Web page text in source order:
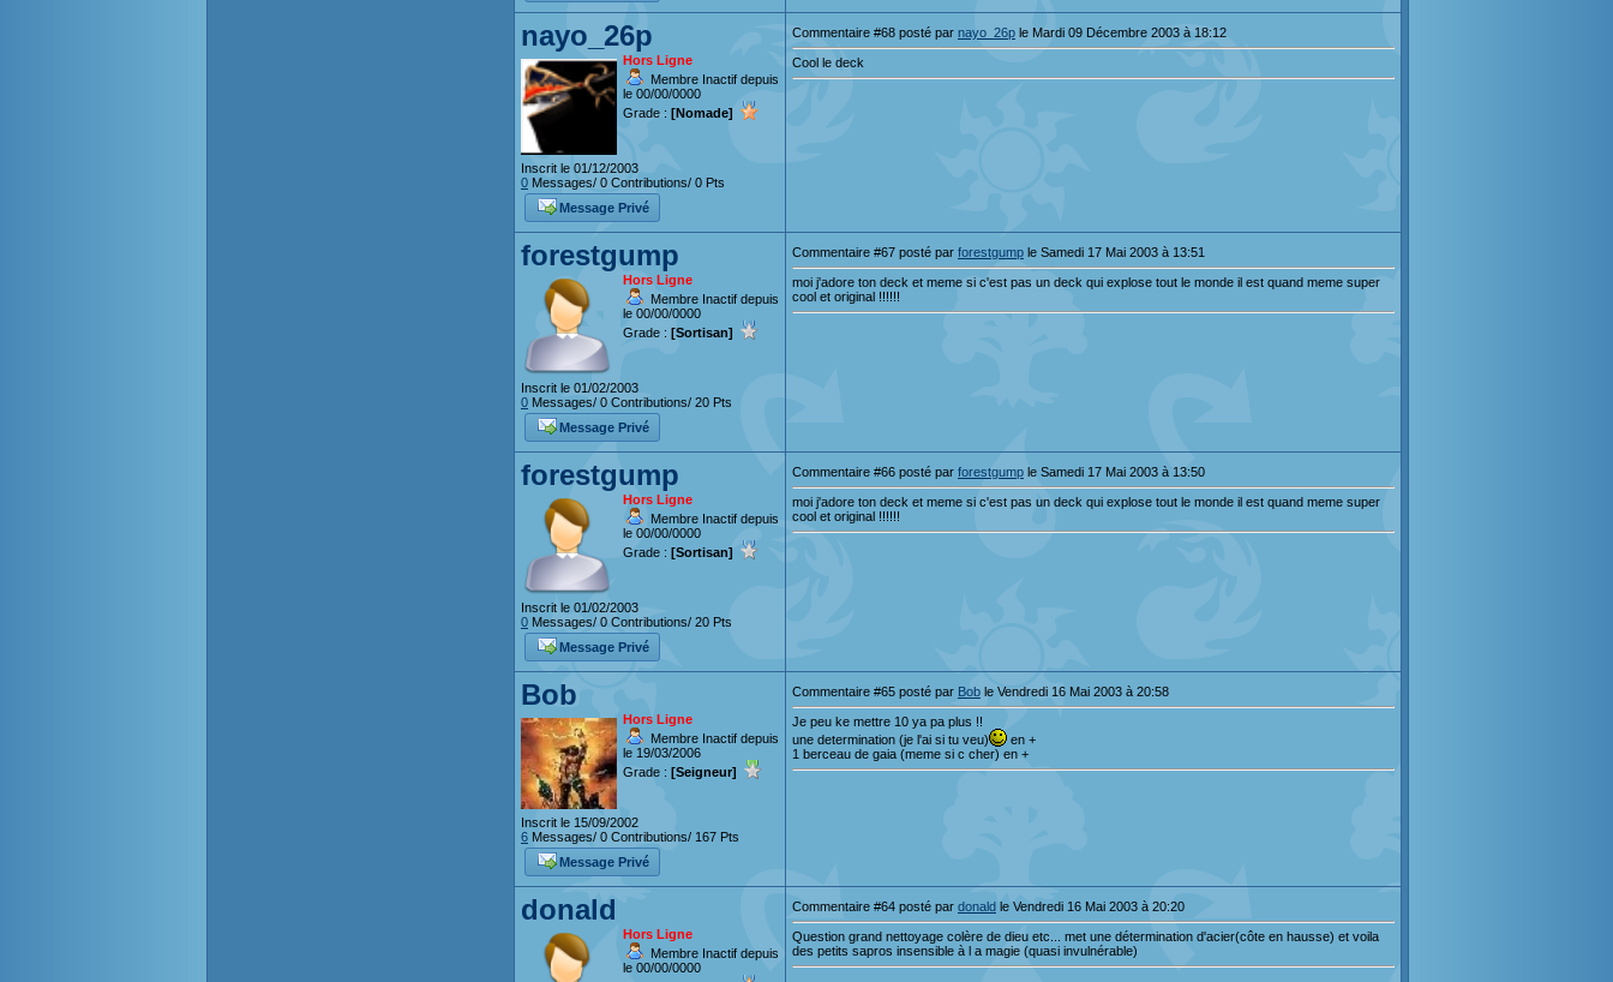
nayo_26p
Hors Ligne
Membre Inactif depuis
le 00/00/0000
Grade : [Nomade]
Inscrit le 01/12/2003
0 Messages/ 0 Contributions/ 0 Pts
Message Privé
Commentaire #68 posté par nayo_26p le Mardi 09 Décembre 2003 à 18:12
Cool le deck
forestgump
Hors Ligne
Membre Inactif depuis
le 00/00/0000
Grade : [Sortisan]
Inscrit le 01/02/2003
0 Messages/ 0 Contributions/ 20 Pts
Message Privé
Commentaire #67 posté par forestgump le Samedi 17 Mai 2003 à 13:51
moi j'adore ton deck et meme si c'est pas un deck qui explose tout le monde il est quand meme super
cool et original !!!!!!
forestgump
Hors Ligne
Membre Inactif depuis
le 00/00/0000
Grade : [Sortisan]
Inscrit le 01/02/2003
0 Messages/ 0 Contributions/ 20 Pts
Message Privé
Commentaire #66 posté par forestgump le Samedi 17 Mai 2003 à 13:50
moi j'adore ton deck et meme si c'est pas un deck qui explose tout le monde il est quand meme super
cool et original !!!!!!
Bob
Hors Ligne
Membre Inactif depuis
le 19/03/2006
Grade : [Seigneur]
Inscrit le 15/09/2002
6 Messages/ 0 Contributions/ 167 Pts
Message Privé
Commentaire #65 posté par Bob le Vendredi 16 Mai 2003 à 20:58
Je peu ke mettre 10 ya pa plus !!
une determination (je l'ai si tu veu)
en +
1 berceau de gaia (meme si c cher) en +
donald
Hors Ligne
Membre Inactif depuis
le 00/00/0000
Commentaire #64 posté par donald le Vendredi 16 Mai 2003 à 20:20
Question grand nettoyage colère de dieu etc... met une détermination d'acier(côte en hausse) et voila
des petits sapros insensible à l a magie (quasi invulnérable)